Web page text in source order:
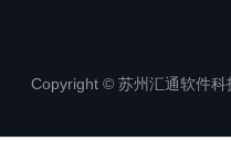
Copyright © 苏州汇通软件